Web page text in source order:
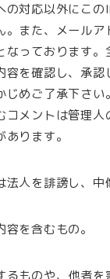
の対応以外にこの
。また、メールア
なっております。
容を確認し、承認
じめご了承下さい
コメントは管理人
ります。
法人を誹謗し、中
を含むもの。
るものや、他者